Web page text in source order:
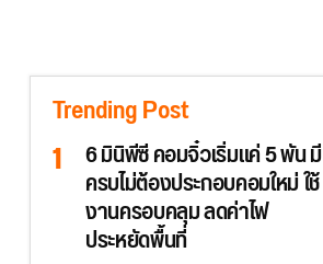
Trending Post
6 มินิพีซี คอมจิ๋วเริ่มแค่ 5 พัน มี
ครบไม่ต้องประกอบคอมใหม่ ใช้
งานครอบคลุม ลดค่าไฟ
ประหยัดพื้นที่